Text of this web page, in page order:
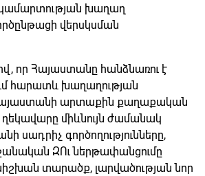
խաղաղ
վերսկսման
որ Հայաստանը հանձնառու է
հարատև խաղաղության
արտաքին քաղաքական
միևնույն ժամանակ
սադրիչ գործողությունները,
ԶՈւ ներթափանցումը
տարածք, լարվածության նոր